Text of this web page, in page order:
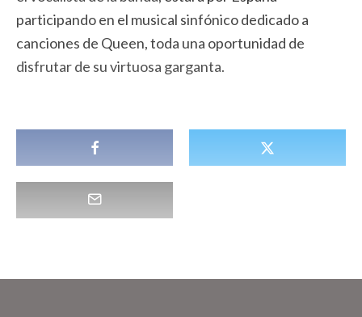
participando en el musical sinfónico dedicado a
canciones de Queen, toda una oportunidad de
disfrutar de su virtuosa garganta.